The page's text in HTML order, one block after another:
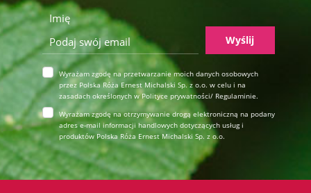
Wyślij
Wyrażam zgodę na przetwarzanie moich danych osobowych
przez Polska Róża Ernest Michalski Sp. z o.o. w celu i na
zasadach określonych w Polityce prywatności/ Regulaminie.
Wyrażam zgodę na otrzymywanie drogą elektroniczną na podany
adres e-mail informacji handlowych dotyczących usług i
produktów Polska Róża Ernest Michalski Sp. z o.o.